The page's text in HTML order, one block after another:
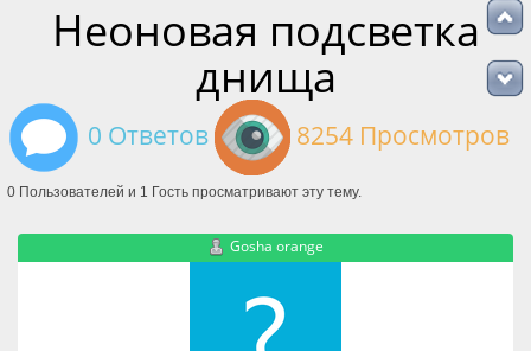
Неоновая подсветка
днища
0 Ответов 8254 Просмотров
0 Пользователей и 1 Гость просматривают эту тему.
Gosha orange